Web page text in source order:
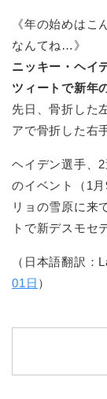
《年の始めは
なんてね…》
ニッキー・ヘイ
ツィートで新年
先日、骨折した
アで骨折した右
ヘイデン選手、
のイベント（1
リョの雪原に来
トで新デスモセ
（日本語翻訳：
01日 ）